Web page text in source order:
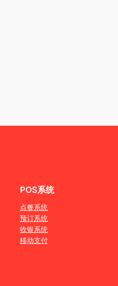
POS系统
点餐系统
预订系统
收银系统
移动支付